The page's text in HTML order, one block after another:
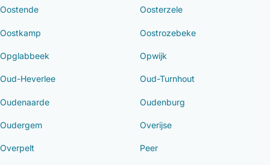
Oostende Oosterzele
Oostkamp Oostrozebeke
Opglabbeek Opwijk
Oud-Heverlee Oud-Turnhout
Oudenaarde Oudenburg
Oudergem Overijse
Overpelt Peer